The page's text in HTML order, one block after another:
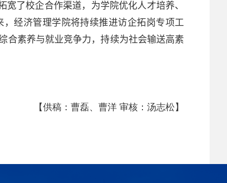
了校企合作渠道，为学院优化人才培养、
经济管理学院将持续推进访企拓岗专项工
合素养与就业竞争力，持续为社会输送高素
【供稿：曹磊、曹洋 审核：汤志松】